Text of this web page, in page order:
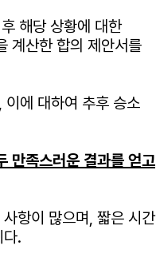
해당 상황에 대한
계산한 합의 제안서를
에 대하여 추후 승소
만족스러운 결과를 얻고
항이 많으며, 짧은 시간
.